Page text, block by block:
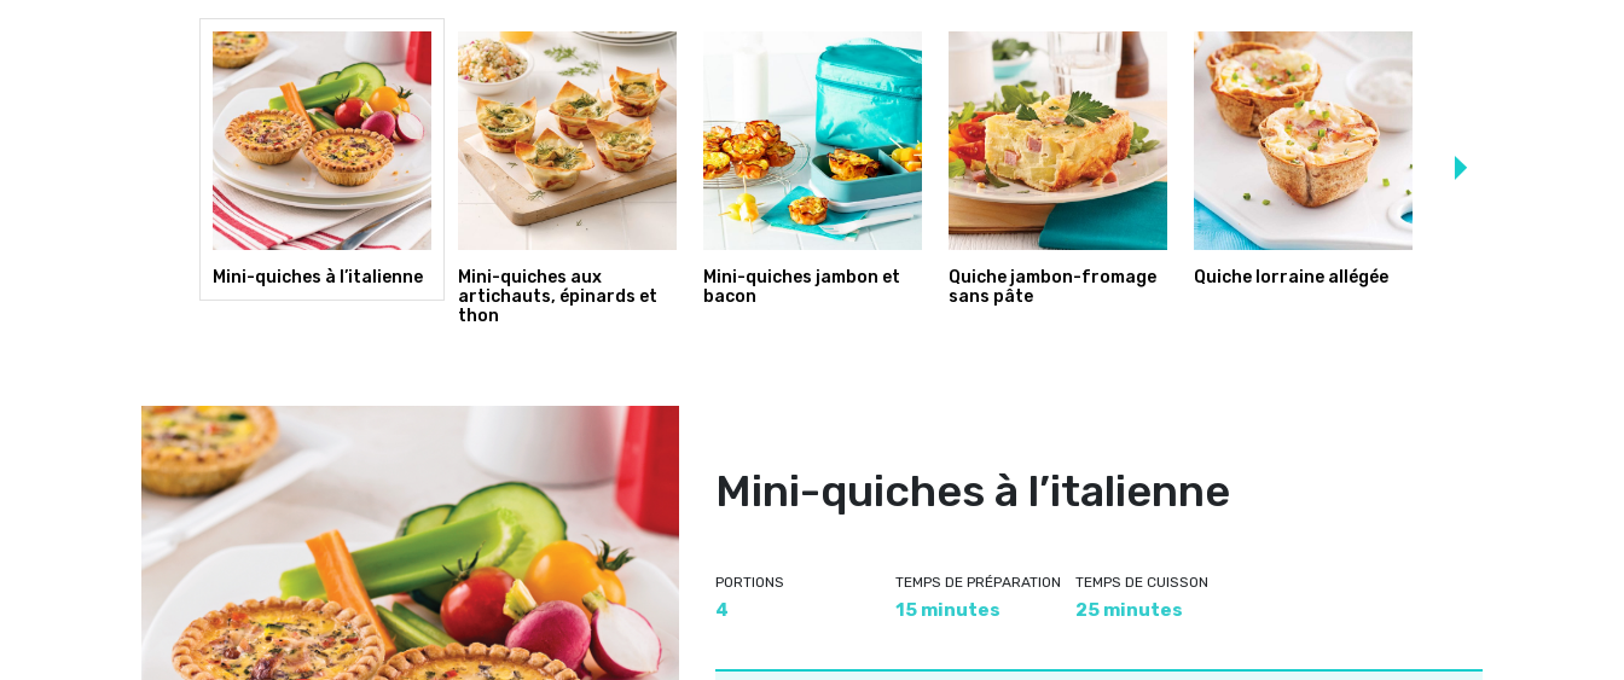
Mini-quiches à l’italienne
Mini-quiches aux
artichauts, épinards et
thon
Mini-quiches jambon et
bacon
Quiche jambon-fromage
sans pâte
Quiche lorraine allégée
Mini-quiches à l’italienne
PORTIONS
4
TEMPS DE PRÉPARATION
15 minutes
TEMPS DE CUISSON
25 minutes